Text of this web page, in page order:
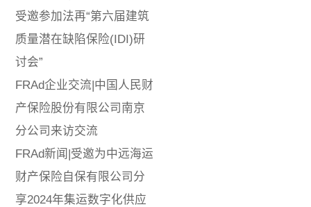
受邀参加法再“第六届建筑
质量潜在缺陷保险(IDI)研
讨会”
FRAd企业交流|中国人民财
产保险股份有限公司南京
分公司来访交流
FRAd新闻|受邀为中远海运
财产保险自保有限公司分
享2024年集运数字化供应